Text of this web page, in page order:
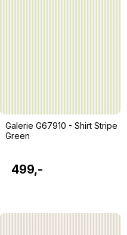
Galerie G67910 - Shirt Stripe
Green
499,-